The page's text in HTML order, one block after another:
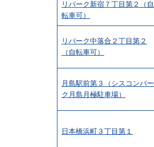
リパーク新宿７丁目第２（自
転車可）
リパーク中落合２丁目第２
（自転車可）
月島駅前第３（シスコンパー
ク月島月極駐車場）
日本橋浜町３丁目第１